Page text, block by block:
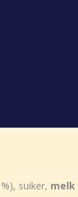
suiker, melk